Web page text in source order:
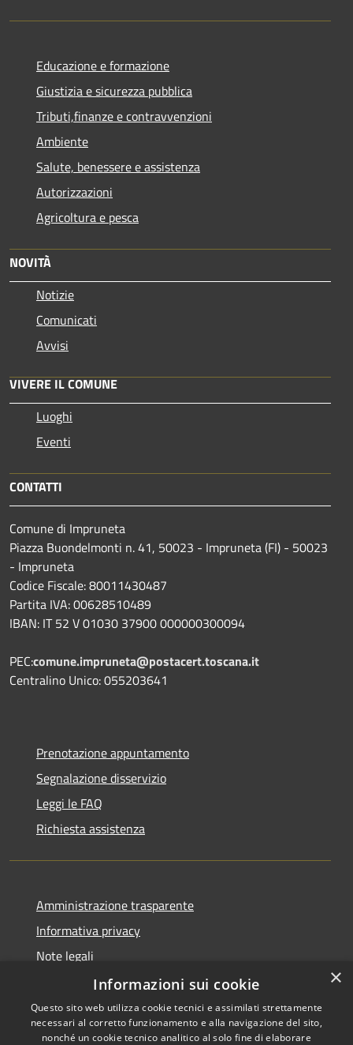
Educazione e formazione
Giustizia e sicurezza pubblica
Tributi,finanze e contravvenzioni
Ambiente
Salute, benessere e assistenza
Autorizzazioni
Agricoltura e pesca
NOVITÀ
Notizie
Comunicati
Avvisi
VIVERE IL COMUNE
Luoghi
Eventi
CONTATTI
Comune di Impruneta
Piazza Buondelmonti n. 41, 50023 - Impruneta (FI) - 50023
- Impruneta
Codice Fiscale: 80011430487
Partita IVA: 00628510489
IBAN: IT 52 V 01030 37900 000000300094
PEC:comune.impruneta@postacert.toscana.it
Centralino Unico: 055203641
Prenotazione appuntamento
Segnalazione disservizio
Leggi le FAQ
Richiesta assistenza
Amministrazione trasparente
Informativa privacy
Note legali
Dichiarazione di accessibilità
×
Informazioni sui cookie
Questo sito web utilizza cookie tecnici e assimilati strettamente
necessari al corretto funzionamento e alla navigazione del sito,
nonché un cookie tecnico analitico al solo fine di elaborare